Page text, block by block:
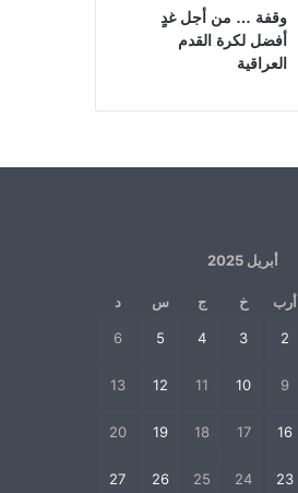
وقفة … من أجل غدٍ
أفضل لكرة القدم
العراقية
أبريل 2025
أرب خ ج س د
2
3
4
5
6
9
10
11
12
13
16
17
18
19
20
23
24
25
26
27